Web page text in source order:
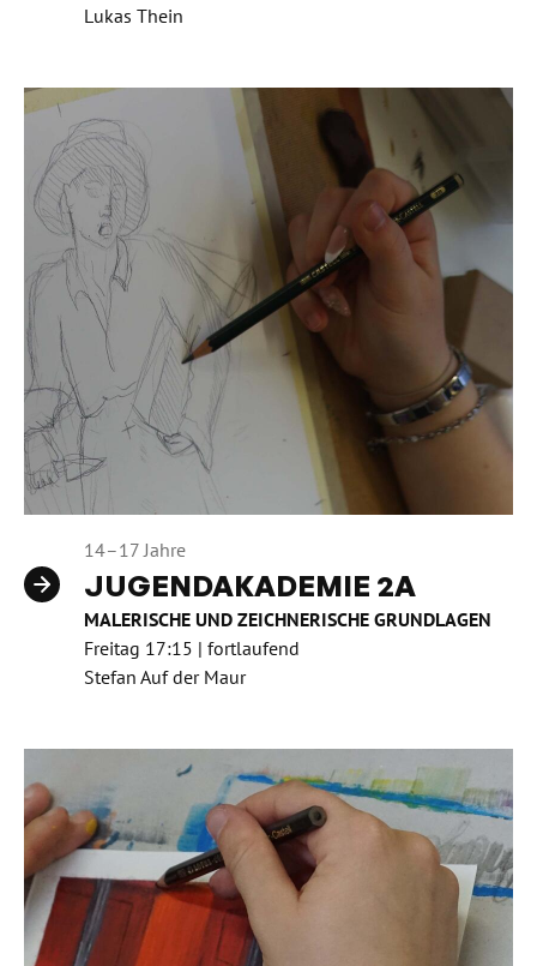
Lukas Thein
14–17 Jahre
JUGENDAKADEMIE 2A
MALERISCHE UND ZEICHNERISCHE GRUNDLAGEN
Freitag 17:15 | fortlaufend
Stefan Auf der Maur